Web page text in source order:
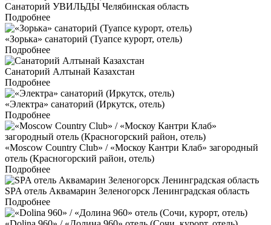
Санаторий УВИЛЬДЫ Челябинская область
Подробнее
«Зорька» санаторий (Туапсе курорт, отель)
Подробнее
Санаторий Алтынай Казахстан
Подробнее
«Электра» санаторий (Иркутск, отель)
Подробнее
«Moscow Country Club» / «Москоу Кантри Клаб» загородный
отель (Красногорский район, отель)
Подробнее
SPA отель Аквамарин Зеленогорск Ленинградская область
Подробнее